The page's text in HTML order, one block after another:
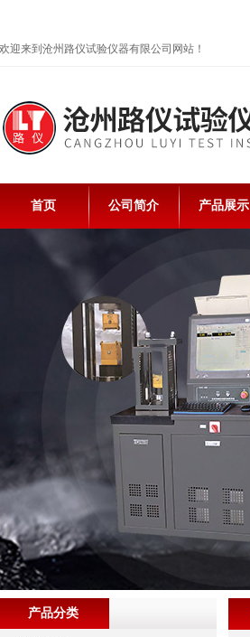
欢迎来到沧州路仪试验仪器有限公司网站！
首页 公司简介 产品展示
产品分类